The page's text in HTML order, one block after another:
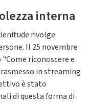
interna
rivolge
Il 25 novembre
riconoscere e
in streaming
è stato
di questa forma di